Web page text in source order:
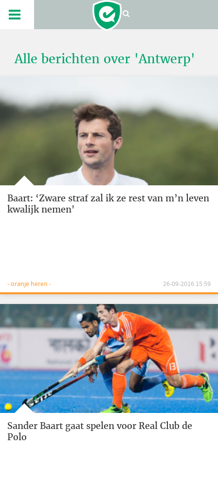
Alle berichten over 'Antwerp'
Baart: ‘Zware straf zal ik ze rest van m’n leven
kwalijk nemen'
- oranje heren - 26-09-2016 15:59
Sander Baart gaat spelen voor Real Club de
Polo